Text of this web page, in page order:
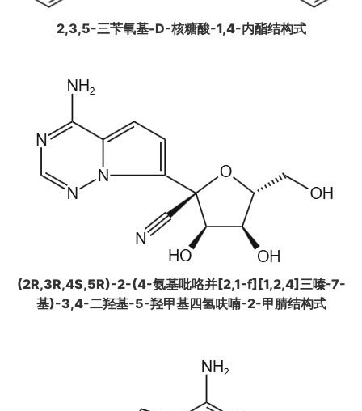
2,3,5-三苄氧基-D-核糖酸-1,4-内酯结构式
(2R,3R,4S,5R)-2-(4-氨基吡咯并[2,1-f][1,2,4]三嗪-7-
基)-3,4-二羟基-5-羟甲基四氢呋喃-2-甲腈结构式